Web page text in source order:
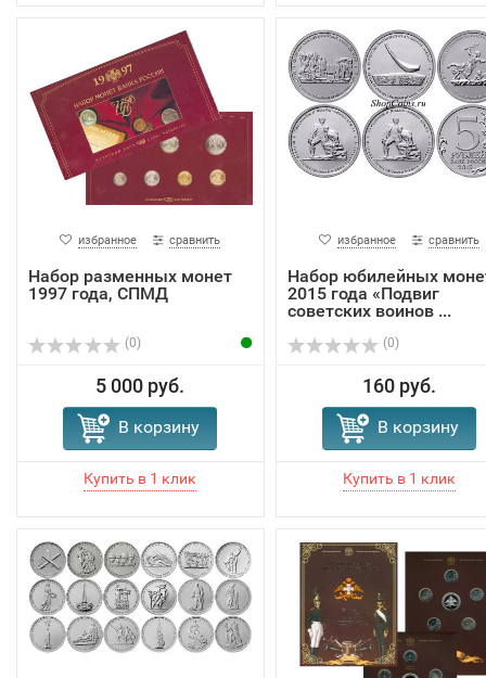
избранное сравнить
Набор разменных монет
1997 года, СПМД
(0)
5 000 руб.
В корзину
избранное сравнить
Набор юбилейных
2015 года «Подвиг
советских воинов ...
(0)
160 руб.
В корзину